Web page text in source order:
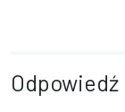
Odpowiedź